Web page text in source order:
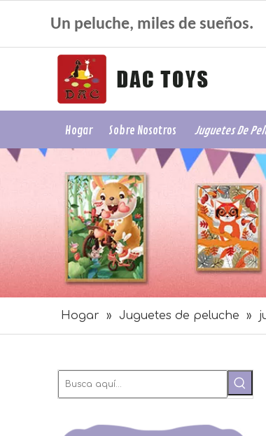
Un peluche, miles de sueños.
Hogar Sobre Nosotros Juguetes De
Hogar » Juguetes de peluche »